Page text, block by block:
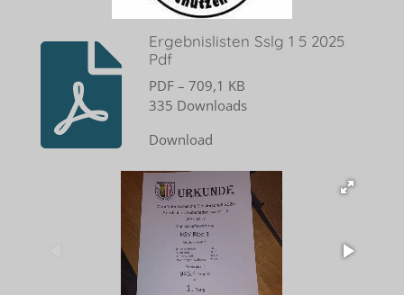
Ergebnislisten Sslg 1 5 2025
Pdf
PDF – 709,1 KB
335 Downloads
Download